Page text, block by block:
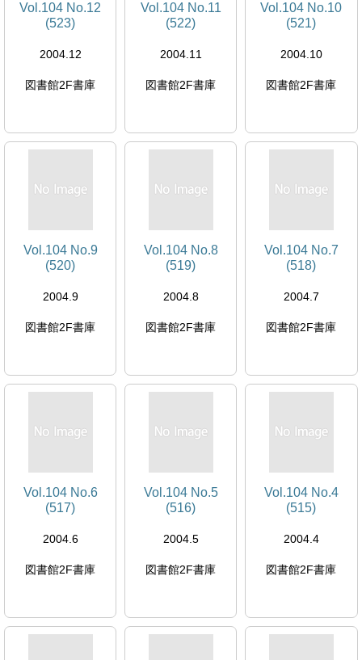
Vol.104 No.12
(523)
2004.12
図書館2F書庫
Vol.104 No.11
(522)
2004.11
図書館2F書庫
Vol.104 No.10
(521)
2004.10
図書館2F書庫
Vol.104 No.9
(520)
2004.9
図書館2F書庫
Vol.104 No.8
(519)
2004.8
図書館2F書庫
Vol.104 No.7
(518)
2004.7
図書館2F書庫
Vol.104 No.6
(517)
2004.6
図書館2F書庫
Vol.104 No.5
(516)
2004.5
図書館2F書庫
Vol.104 No.4
(515)
2004.4
図書館2F書庫